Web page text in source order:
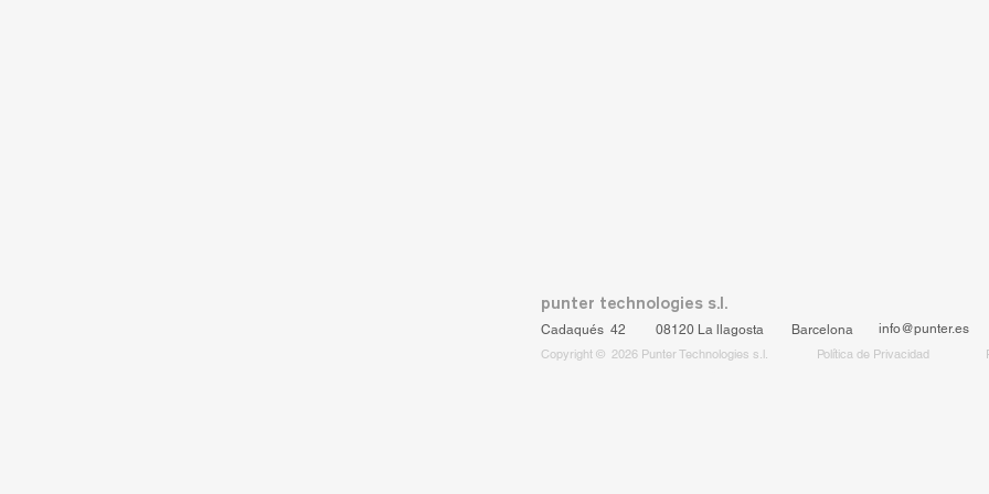
punter technologies s.l.
Cadaqués 42 08120 La llagosta Barcelona info@punter.es
Copyright © 2026 Punter Technologies s.l.
Política de Privacidad